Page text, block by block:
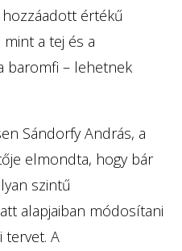
értékű
a tej és a
baromfi – lehetnek
Sándorfy András, a
elmondta, hogy bár
szintű
alapjaiban módosítani
tervet. A